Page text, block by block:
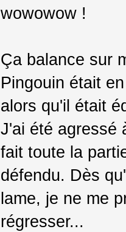
wowowow !
Ça balance sur
Pingouin était
alors qu'il était
J'ai été agressé
fait toute la
défendu. Dès
lame, je ne me
régresser...